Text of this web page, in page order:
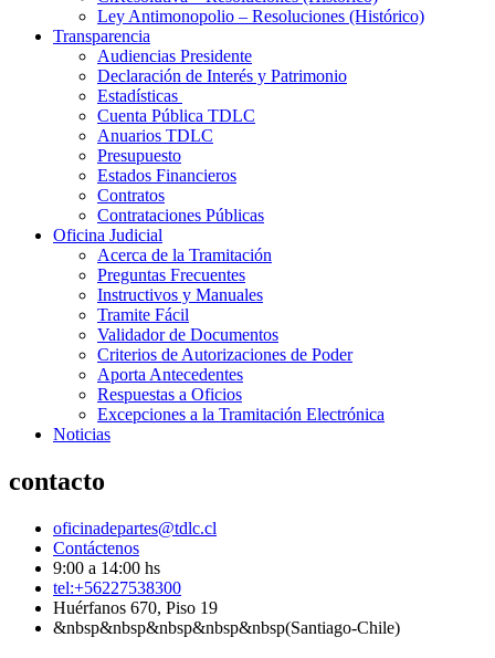
Ley Antimonopolio – Resoluciones (Histórico)
Transparencia
Audiencias Presidente
Declaración de Interés y Patrimonio
Estadísticas
Cuenta Pública TDLC
Anuarios TDLC
Presupuesto
Estados Financieros
Contratos
Contrataciones Públicas
Oficina Judicial
Acerca de la Tramitación
Preguntas Frecuentes
Instructivos y Manuales
Tramite Fácil
Validador de Documentos
Criterios de Autorizaciones de Poder
Aporta Antecedentes
Respuestas a Oficios
Excepciones a la Tramitación Electrónica
Noticias
contacto
oficinadepartes@tdlc.cl
Contáctenos
9:00 a 14:00 hs
tel:+56227538300
Huérfanos 670, Piso 19
&nbsp&nbsp&nbsp&nbsp&nbsp(Santiago-Chile)